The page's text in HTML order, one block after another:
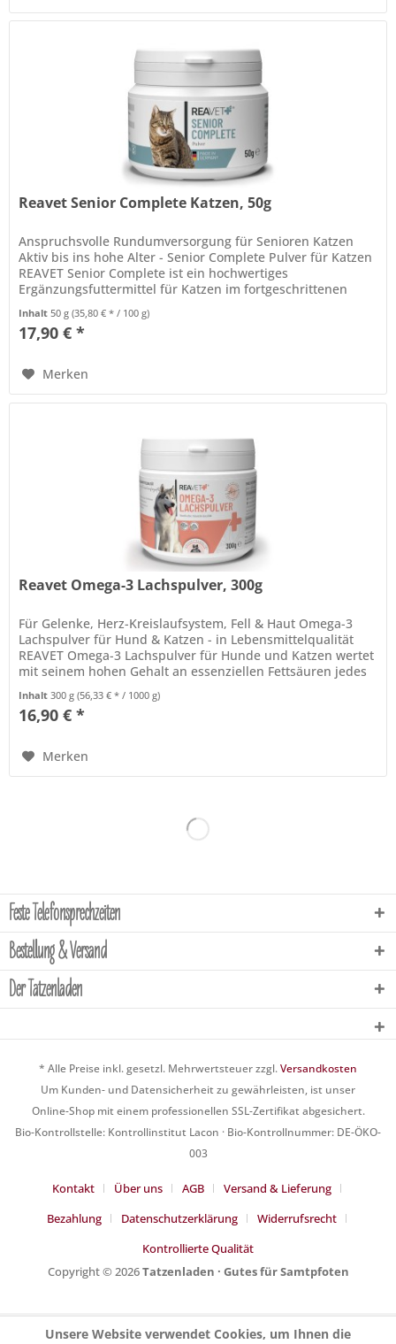
Reavet Senior Complete Katzen, 50g
Anspruchsvolle Rundumversorgung für Senioren Katzen
Aktiv bis ins hohe Alter - Senior Complete Pulver für Katzen
REAVET Senior Complete ist ein hochwertiges
Ergänzungsfuttermittel für Katzen im fortgeschrittenen
Inhalt50 g(35,80 € * / 100 g)
17,90 € *
Merken
Reavet Omega-3 Lachspulver, 300g
Für Gelenke, Herz-Kreislaufsystem, Fell & Haut Omega-3
Lachspulver für Hund & Katzen - in Lebensmittelqualität
REAVET Omega-3 Lachspulver für Hunde und Katzen wertet
mit seinem hohen Gehalt an essenziellen Fettsäuren jedes
Inhalt300 g(56,33 € * / 1000 g)
16,90 € *
Merken
Feste Telefonsprechzeiten
Bestellung & Versand
Der Tatzenladen
* Alle Preise inkl. gesetzl. Mehrwertsteuer zzgl.Versandkosten
Um Kunden- und Datensicherheit zu gewährleisten, ist unser
Online-Shop mit einem professionellen SSL-Zertifikat abgesichert.
Bio-Kontrollstelle: Kontrollinstitut Lacon · Bio-Kontrollnummer: DE-ÖKO-
003
Kontakt Über uns AGB
Versand & Lieferung
Bezahlung
Datenschutzerklärung
Widerrufsrecht
Kontrollierte Qualität
Copyright © 2026Tatzenladen · Gutes für Samtpfoten
Unsere Website verwendet Cookies, um Ihnen die